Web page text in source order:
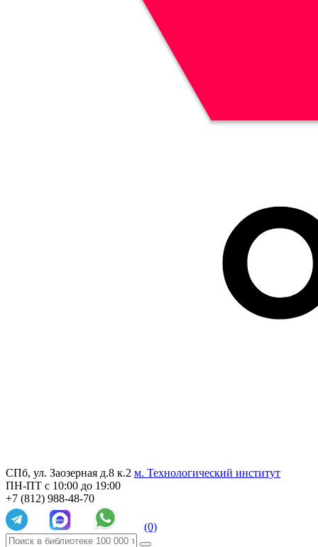
СПб, ул. Заозерная д.8 к.2 м. Технологический институт
ПН-ПТ с 10:00 до 19:00
+7 (812) 988-48-70
(0)